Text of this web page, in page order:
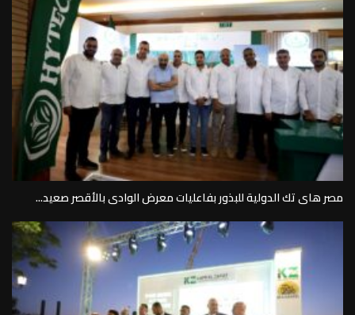
مصر هاى تك الدولية للبذور بفاعليات معرض الوادى بالأقصر صعيد...